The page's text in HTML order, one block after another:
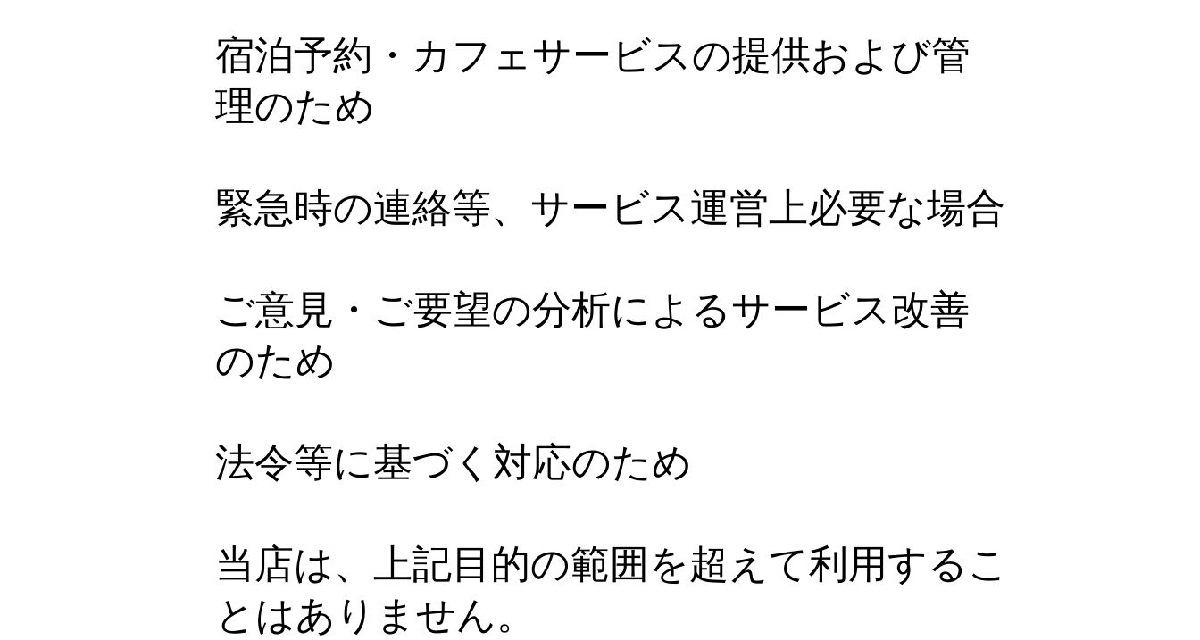
宿泊予約・カフェサービスの提供および管
理のため
緊急時の連絡等、サービス運営上必要な場合
ご意見・ご要望の分析によるサービス改善
のため
法令等に基づく対応のため
当店は、上記目的の範囲を超えて利用するこ
とはありません。